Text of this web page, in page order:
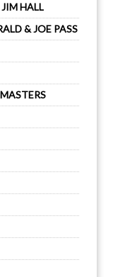
HALL
& JOE PASS